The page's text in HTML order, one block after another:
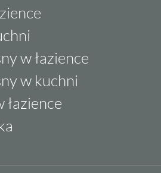
w łazience
w kuchni
łazience